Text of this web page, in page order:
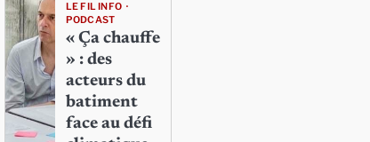
LE FIL INFO
PODCAST
« Ça chauffe
» : des
acteurs du
batiment
face au défi